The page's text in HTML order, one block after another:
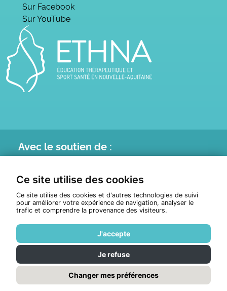
Ce site utilise des cookies
Ce site utilise des cookies et d'autres technologies de suivi
pour améliorer votre expérience de navigation, analyser le
trafic et comprendre la provenance des visiteurs.
J'accepte
Je refuse
Changer mes préférences
Sur Facebook
Sur YouTube
Avec le soutien de :
© Tous droits réservés 2026ETHNA
Politique de confidentialité
Réalisation :Pixéine